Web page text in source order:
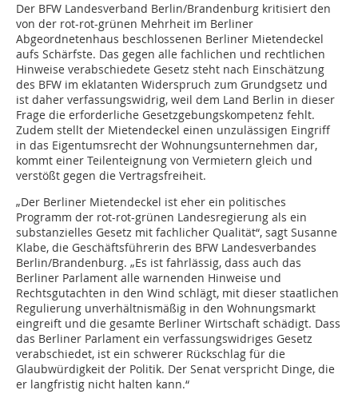
Der BFW Landesverband Berlin/Brandenburg kritisiert den
von der rot-rot-grünen Mehrheit im Berliner
Abgeordnetenhaus beschlossenen Berliner Mietendeckel
aufs Schärfste. Das gegen alle fachlichen und rechtlichen
Hinweise verabschiedete Gesetz steht nach Einschätzung
des BFW im eklatanten Widerspruch zum Grundgsetz und
ist daher verfassungswidrig, weil dem Land Berlin in dieser
Frage die erforderliche Gesetzgebungskompetenz fehlt.
Zudem stellt der Mietendeckel einen unzulässigen Eingriff
in das Eigentumsrecht der Wohnungsunternehmen dar,
kommt einer Teilenteignung von Vermietern gleich und
verstößt gegen die Vertragsfreiheit.
„Der Berliner Mietendeckel ist eher ein politisches
Programm der rot-rot-grünen Landesregierung als ein
substanzielles Gesetz mit fachlicher Qualität“, sagt Susanne
Klabe, die Geschäftsführerin des BFW Landesverbandes
Berlin/Brandenburg. „Es ist fahrlässig, dass auch das
Berliner Parlament alle warnenden Hinweise und
Rechtsgutachten in den Wind schlägt, mit dieser staatlichen
Regulierung unverhältnismäßig in den Wohnungsmarkt
eingreift und die gesamte Berliner Wirtschaft schädigt. Dass
das Berliner Parlament ein verfassungswidriges Gesetz
verabschiedet, ist ein schwerer Rückschlag für die
Glaubwürdigkeit der Politik. Der Senat verspricht Dinge, die
er langfristig nicht halten kann.“